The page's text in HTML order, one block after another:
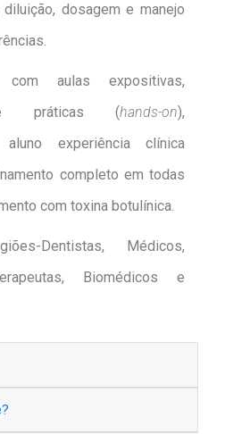
dosagem e manejo
aulas expositivas,
e práticas (hands-on),
aluno experiência clínica
completo em todas
com toxina botulínica.
Dentistas, Médicos,
Biomédicos e